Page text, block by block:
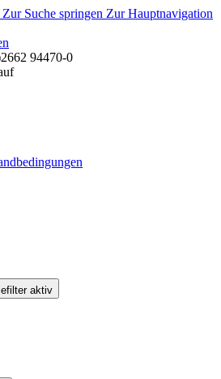
Zur Suche springen Zur Hauptnavigation
94470-0
aktiv